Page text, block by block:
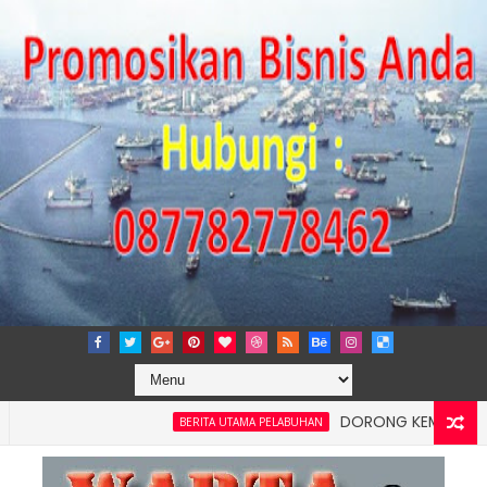
BERITA UTAMA PELABUHAN
DORONG KEMANDIRIAN
Logistik, IPC TPK Siap Operasikan Alat Pemindai